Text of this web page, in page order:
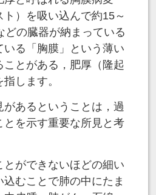
）を吸い込んで約15～
どの臓器が納まっている
いる「胸膜」という薄い
とがある，肥厚（隆起
します。
あるということは，過
を示す重要な所見と考
ができないほどの細い
むことで肺の中にたま